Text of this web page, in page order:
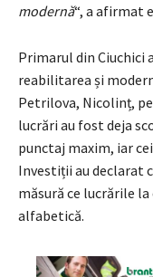
modernă“, a afirmat
Primarul din Ciuchici
reabilitarea și
Petrilova, Nicolinț,
lucrări au fost deja
punctaj maxim, iar
Investiții au declarat
măsură ce lucrările
alfabetică.